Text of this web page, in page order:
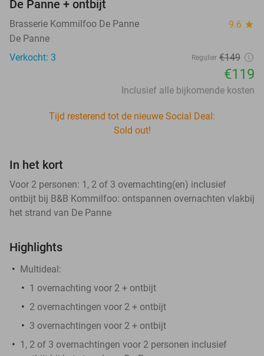
De Panne + ontbijt
Brasserie Kommilfoo De Panne 9.6 star
De Panne
Verkocht: 3
Regulier €149
€119
Inclusief alle bijkomende kosten
Tijd resterend tot de nieuwe Social Deal:
Sold out!
In het kort
Voor 2 personen: 1, 2 of 3 overnachting(en) inclusief
ontbijt bij B&B Kommilfoo: ontspannen overnachten vlakbij
het strand van De Panne
Highlights
Multideal:
1 overnachting voor 2 + ontbijt
2 overnachtingen voor 2 + ontbijt
3 overnachtingen voor 2 + ontbijt
1, 2 of 3 overnachtingen voor 2 personen inclusief